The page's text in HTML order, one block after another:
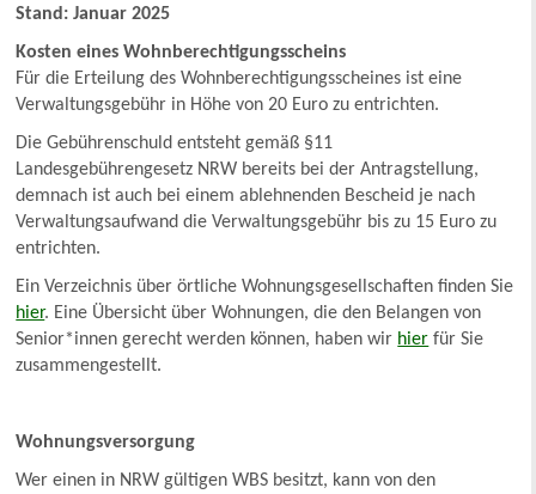
Stand: Januar 2025
Kosten eines Wohnberechtigungsscheins
Für die Erteilung des Wohnberechtigungsscheines ist eine
Verwaltungsgebühr in Höhe von 20 Euro zu entrichten.
Die Gebührenschuld entsteht gemäß §11
Landesgebührengesetz NRW bereits bei der Antragstellung,
demnach ist auch bei einem ablehnenden Bescheid je nach
Verwaltungsaufwand die Verwaltungsgebühr bis zu 15 Euro zu
entrichten.
Ein Verzeichnis über örtliche Wohnungsgesellschaften finden Sie
hier. Eine Übersicht über Wohnungen, die den Belangen von
Senior*innen gerecht werden können, haben wir hier für Sie
zusammengestellt.
Wohnungsversorgung
Wer einen in NRW gültigen WBS besitzt, kann von den